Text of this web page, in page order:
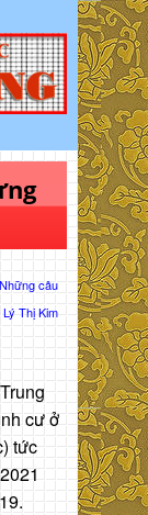
Những câu
Thị Kim
cư ở
tức